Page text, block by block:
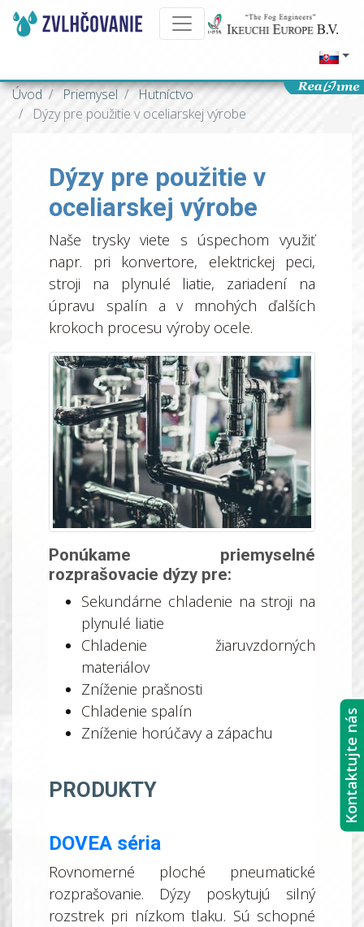
Úvod Priemysel
Hutníctvo
Dýzy pre použitie v oceliarskej výrobe
Dýzy pre použitie v
oceliarskej výrobe
Naše trysky viete s úspechom využiť
napr. pri konvertore, elektrickej peci,
stroji na plynulé liatie, zariadení na
úpravu spalín a v mnohých ďalších
krokoch procesu výroby ocele.
Ponúkame priemyselné
rozprašovacie dýzy pre:
Sekundárne chladenie na stroji na
plynulé liatie
Chladenie žiaruvzdorných
materiálov
Zníženie prašnosti
Chladenie spalín
Zníženie horúčavy a zápachu
PRODUKTY
DOVEA séria
Rovnomerné ploché pneumatické
rozprašovanie. Dýzy poskytujú silný
rozstrek pri nízkom tlaku. Sú schopné
Kontaktujte nás